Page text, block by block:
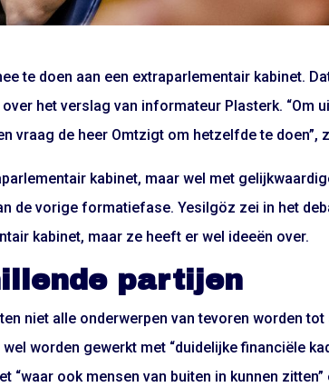
te doen aan een extraparlementair kabinet.
het verslag van informateur Plasterk. “Om
vraag de heer Omtzigt om hetzelfde te doen”,
kabinet, maar wel met
de vorige formatiefase. Yesilgöz zei in het
kabinet, maar ze heeft er wel ideeën over.
partijen
niet alle onderwerpen van tevoren worden
worden gewerkt met “duidelijke financiële
“waar ook mensen van buiten in kunnen